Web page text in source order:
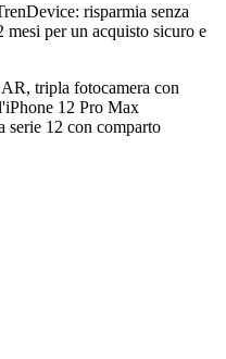
risparmia senza
per un acquisto sicuro e
tripla fotocamera con
12 Pro Max
serie 12 con comparto